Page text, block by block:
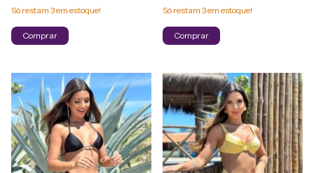
Só restam 3em estoque!
Comprar
Só restam 3em estoque!
Comprar